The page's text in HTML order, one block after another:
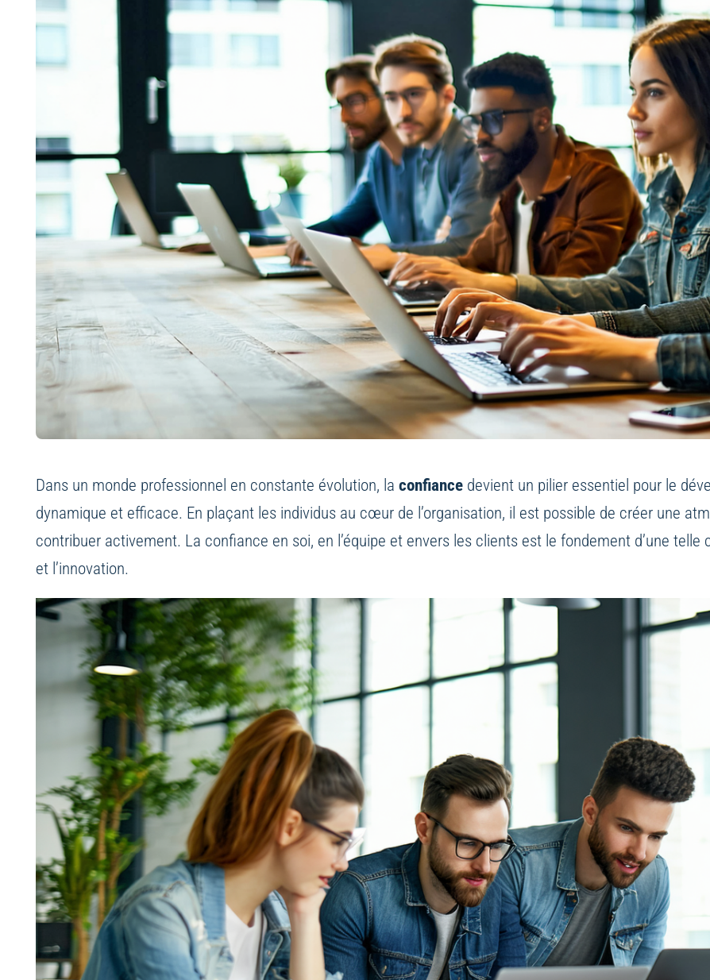
Dans un monde professionnel en constante évolution, la confiancedevient un pilier essentiel pour le
dynamique et efficace. En plaçant les individus au cœur de l’organisation, il est possible de créer une
contribuer activement. La confiance en soi, en l’équipe et envers les clients est le fondement d’une
et l’innovation.